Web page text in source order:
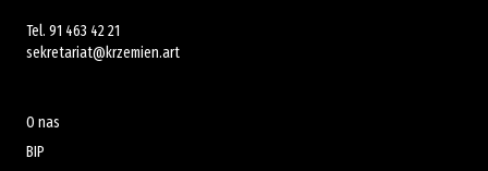
Tel. 91 463 42 21
sekretariat@krzemien.art
O nas
BIP